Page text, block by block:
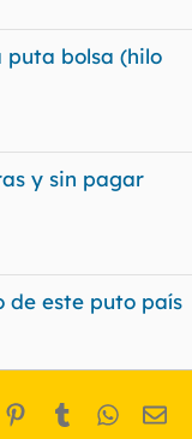
bolsa (hilo
y sin pagar
de este puto país
Pinterest
Tumblr